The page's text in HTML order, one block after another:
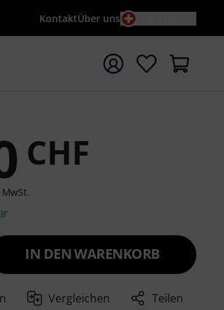
KontaktÜber uns
starten
CHF
IN DEN WARENKORB
Vergleichen Teilen